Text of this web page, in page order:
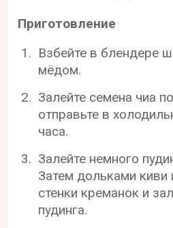
Приготовление
Взбейте в блендере
мёдом.
Залейте семена чиа
отправьте в
часа.
Залейте немного
Затем дольками
стенки креманок и
пудинга.